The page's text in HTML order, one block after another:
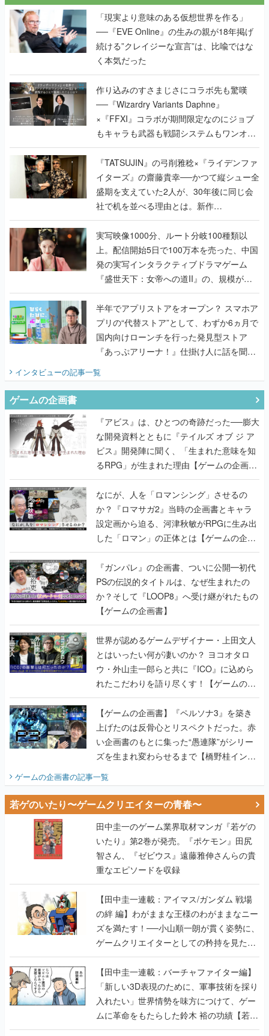
「現実より意味のある仮想世界を作る」
──『EVE Online』の生みの親が18年掲げ
続ける”クレイジーな宣言”は、比喩ではな
く本気だった
作り込みのすさまじさにコラボ先も驚嘆
──『Wizardry Variants Daphne』
×『FFXI』コラボが期間限定なのにジョブ
もキャラも武器も戦闘システムもワンオフ
で作り込まれた理由を両ディレクターに聞
く
『TATSUJIN』の弓削雅稔×『ライデンファ
イターズ』の齋藤貴幸──かつて縦シュー全
盛期を支えていた2人が、30年後に同じ会
社で机を並べる理由とは。新作
『TATSUJIN EXTREME』で初タッグを組
んだレジェンド2人に訊く開発秘話
実写映像1000分、ルート分岐100種類以
上。配信開始5日で100万本を売った、中国
発の実写インタラクティブドラマゲーム
『盛世天下：女帝への道II』の、規模が違
うこだわりをプロデューサーに聞いた
半年でアプリストアをオープン？ スマホア
プリの“代替ストア”として、わずか6ヵ月で
国内向けローンチを行った発見型ストア
『あっぷアリーナ！』仕掛け人に話を聞い
インタビューの記事一覧
ゲームの企画書
『アビス』は、ひとつの奇跡だった──膨大
な開発資料とともに『テイルズ オブ ジ ア
ビス』開発陣に聞く、「生まれた意味を知
るRPG」が生まれた理由【ゲームの企画
書】
なにが、人を「ロマンシング」させるの
か？『ロマサガ2』当時の企画書とキャラ
設定画から迫る、河津秋敏がRPGに生み出
した「ロマン」の正体とは【ゲームの企画
書】
『ガンパレ』の企画書、ついに公開━初代
PSの伝説的タイトルは、なぜ生まれたの
か？そして『LOOP8』へ受け継がれたもの
【ゲームの企画書】
世界が認めるゲームデザイナー・上田文人
とはいったい何が凄いのか？ ヨコオタロ
ウ・外山圭一郎らと共に『ICO』に込めら
れたこだわりを語り尽くす！【ゲームの企
画書】
【ゲームの企画書】『ペルソナ3』を築き
上げたのは反骨心とリスペクトだった。赤
い企画書のもとに集った“愚連隊”がシリー
ズを生まれ変わらせるまで【橋野桂インタ
ゲームの企画書の記事一覧
若ゲのいたり〜ゲームクリエイターの青春〜
田中圭一のゲーム業界取材マンガ『若ゲの
いたり』第2巻が発売。『ポケモン』田尻
智さん、『ゼビウス』遠藤雅伸さんらの貴
重なエピソードを収録
【田中圭一連載：アイマス/ガンダム 戦場
の絆 編】わがままな王様のわがままなニー
ズを満たす！──小山順一朗が貫く姿勢に、
ゲームクリエイターとしての矜持を見た
【若ゲのいたり最終回】
【田中圭一連載：バーチャファイター編】
「新しい3D表現のために、軍事技術を採り
入れたい」世界情勢を味方につけて、ゲー
ムに革命をもたらした鈴木 裕の功績【若ゲ
のいたり】